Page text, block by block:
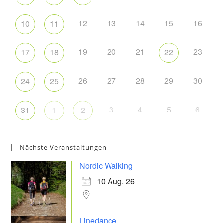
10 11 12 13 14 15 16
17 18 19 20 21 22 23
24 25 26 27 28 29 30
31 1 2 3 4 5 6
Nächste Veranstaltungen
Nordic Walking
10 Aug. 26
Linedance